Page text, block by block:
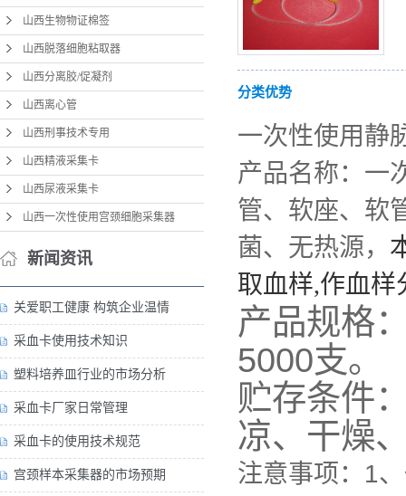
宫颈
山西生物物证棉签
山西脱落细胞粘取器
山西分离胶/促凝剂
山西离心管
山西刑事技术专用
山西精液采集卡
山西尿液采集卡
山西一次性使用宫颈细胞采集器
新闻资讯
关爱职工健康 构筑企业温情
采血卡使用技术知识
塑料培养皿行业的市场分析
采血卡厂家日常管理
采血卡的使用技术规范
宫颈样本采集器的市场预期
分类优势
一次性使用静
产品名称： 一
管、软座、软
菌、无热源，
取血样,作血样
产品规格
5000支。
贮存条件
凉、干燥
注意事项：1